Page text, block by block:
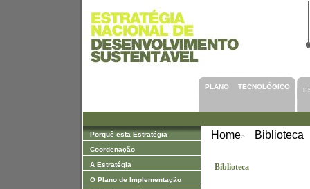
PLANO TECNOLÓGICO
Porquê esta Estratégia
Coordenação
A Estratégia
O Plano de Implementação
Home> Biblioteca
Biblioteca